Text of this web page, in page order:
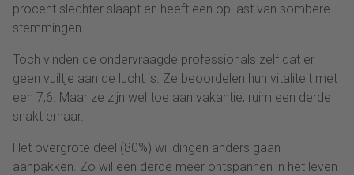
procent slechter slaapt en heeft een op last van sombere
stemmingen.
Toch vinden de ondervraagde professionals zelf dat er
geen vuiltje aan de lucht is. Ze beoordelen hun vitaliteit met
een 7,6. Maar ze zijn wel toe aan vakantie, ruim een derde
snakt ernaar.
Het overgrote deel (80%) wil dingen anders gaan
aanpakken. Zo wil een derde meer ontspannen in het leven